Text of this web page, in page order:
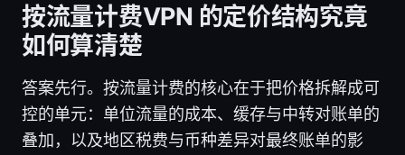
按流量计费VPN 的定价结构究竟
如何算清楚
答案先行。按流量计费的核心在于把价格拆解成可
控的单元：单位流量的成本、缓存与中转对账单的
叠加，以及地区税费与币种差异对最终账单的影